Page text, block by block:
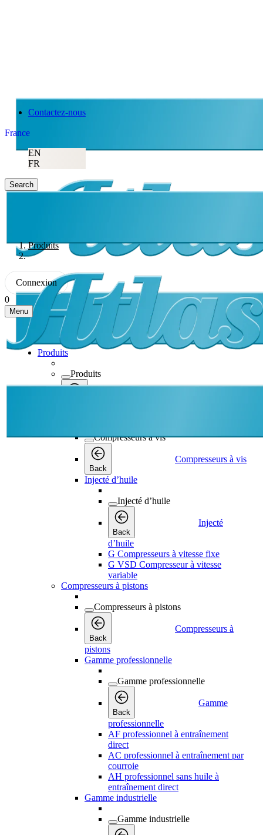
Contactez-nous
France
EN
FR
Search
Produits
Connexion
0
Menu
Produits
Produits
Compresseurs à vis
Back
Compresseurs à vis
Injecté d’huile
Injecté d’huile
Back
Injecté
d’huile
G Compresseurs à vitesse fixe
G VSD Compresseur à vitesse
variable
Compresseurs à pistons
Compresseurs à pistons
Back
Compresseurs à
pistons
Gamme professionnelle
Gamme professionnelle
Back
Gamme
professionnelle
AF professionnel à entraînement
direct
AC professionnel à entraînement par
courroie
AH professionnel sans huile à
entraînement direct
Gamme industrielle
Gamme industrielle